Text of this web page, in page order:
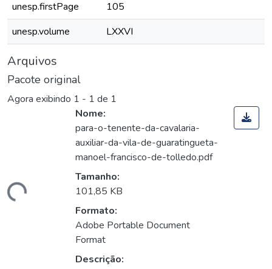
unesp.firstPage
105
unesp.volume
LXXVI
Arquivos
Pacote original
Agora exibindo 1 - 1 de 1
Nome:
para-o-tenente-da-cavalaria-
auxiliar-da-vila-de-guaratingueta-
manoel-francisco-de-tolledo.pdf
Tamanho:
101,85 KB
Formato:
Adobe Portable Document
Format
Descrição: